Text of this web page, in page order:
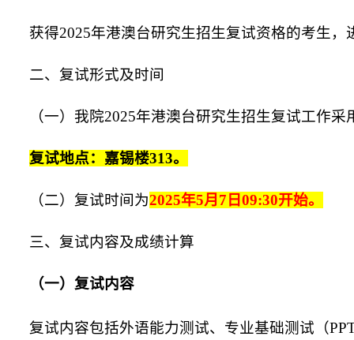
获得2025年港澳台研究生招生复试资格的考生，
二、复试形式及时间
（一）我院2025年港澳台研究生招生复试工作采
复试地点：嘉锡楼313。
（二）复试时间为2025年5月 7日09:30开始。
三、复试内容及成绩计算
（一）复试内容
复试内容包括外语能力测试、专业基础测试（